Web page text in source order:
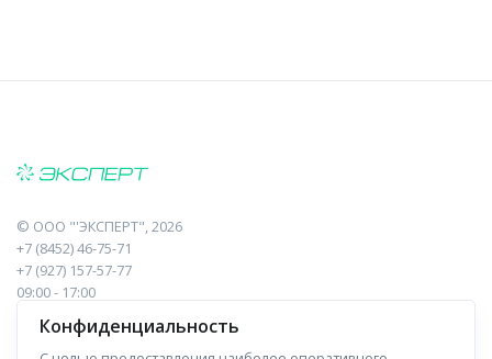
© ООО "'ЭКСПЕРТ", 2026
+7 (8452) 46-75-71
+7 (927) 157-57-77
09:00 - 17:00
410017, Саратов, Пугачева, 10 к1, оф.23
Конфиденциальность